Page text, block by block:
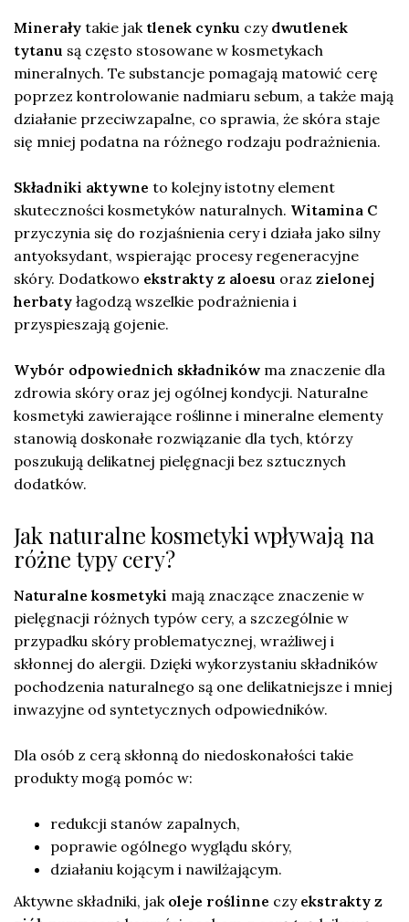
Minerały takie jak tlenek cynku czy dwutlenek
tytanu są często stosowane w kosmetykach
mineralnych. Te substancje pomagają matowić cerę
poprzez kontrolowanie nadmiaru sebum, a także mają
działanie przeciwzapalne, co sprawia, że skóra staje
się mniej podatna na różnego rodzaju podrażnienia.
Składniki aktywne to kolejny istotny element
skuteczności kosmetyków naturalnych. Witamina C
przyczynia się do rozjaśnienia cery i działa jako silny
antyoksydant, wspierając procesy regeneracyjne
skóry. Dodatkowo ekstrakty z aloesu oraz zielonej
herbaty łagodzą wszelkie podrażnienia i
przyspieszają gojenie.
Wybór odpowiednich składników ma znaczenie dla
zdrowia skóry oraz jej ogólnej kondycji. Naturalne
kosmetyki zawierające roślinne i mineralne elementy
stanowią doskonałe rozwiązanie dla tych, którzy
poszukują delikatnej pielęgnacji bez sztucznych
dodatków.
Jak naturalne kosmetyki wpływają na
różne typy cery?
Naturalne kosmetyki mają znaczące znaczenie w
pielęgnacji różnych typów cery, a szczególnie w
przypadku skóry problematycznej, wrażliwej i
skłonnej do alergii. Dzięki wykorzystaniu składników
pochodzenia naturalnego są one delikatniejsze i mniej
inwazyjne od syntetycznych odpowiedników.
Dla osób z cerą skłonną do niedoskonałości takie
produkty mogą pomóc w:
redukcji stanów zapalnych,
poprawie ogólnego wyglądu skóry,
działaniu kojącym i nawilżającym.
Aktywne składniki, jak oleje roślinne czy ekstrakty z